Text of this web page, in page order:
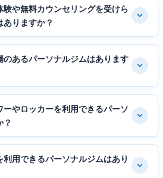
や無料カウンセリングを受けら
りますか？
のあるパーソナルジムはあります
やロッカーを利用できるパーソ
？
用できるパーソナルジムはあり